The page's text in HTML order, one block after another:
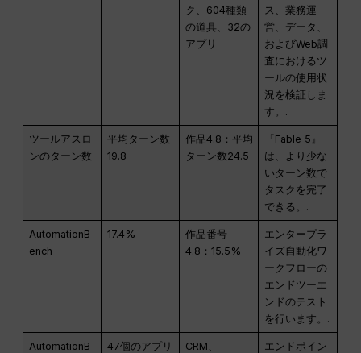
ク、604種類
の道具、32の
アプリ
ス、業務運
営、データ、
およびWeb調
査におけるツ
ールの使用状
況を検証しま
す。.
ツールアスロ
ンのターン数
平均ターン数
19.8
作品4.8：平均
ターン数24.5
『Fable 5』
は、より少な
いターン数で
タスクを完了
できる。.
AutomationB
ench
17.4%
作品番号
4.8：15.5%
エンタープラ
イズ自動化ワ
ークフローの
エンドツーエ
ンドのテスト
を行います。.
AutomationB
47個のアプリ
CRM、
エンドポイン